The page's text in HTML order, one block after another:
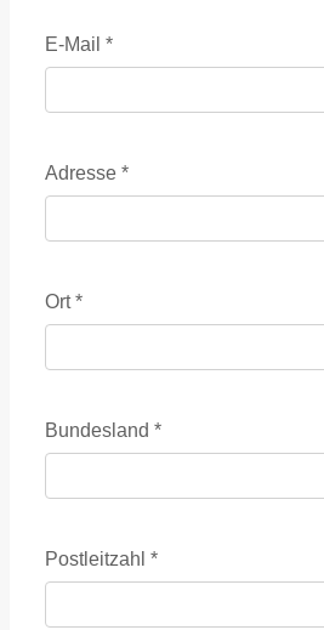
E-Mail *
Adresse *
Ort*
Bundesland *
Postleitzahl *